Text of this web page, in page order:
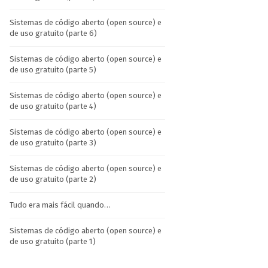
Sistemas de código aberto (open source) e
de uso gratuito (parte 6)
Sistemas de código aberto (open source) e
de uso gratuito (parte 5)
Sistemas de código aberto (open source) e
de uso gratuito (parte 4)
Sistemas de código aberto (open source) e
de uso gratuito (parte 3)
Sistemas de código aberto (open source) e
de uso gratuito (parte 2)
Tudo era mais fácil quando…
Sistemas de código aberto (open source) e
de uso gratuito (parte 1)